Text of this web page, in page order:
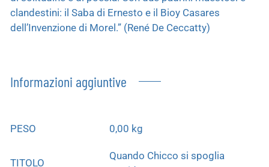
clandestini: il Saba di Ernesto e il Bioy Casares
dell’Invenzione di Morel.” (René De Ceccatty)
Informazioni aggiuntive
PESO 0,00 kg
TITOLO
Quando Chicco si spoglia